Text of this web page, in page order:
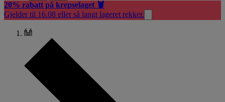
20% rabatt på krepselaget 🦞
Gjelder til 16.08 eller så langt lageret rekker.